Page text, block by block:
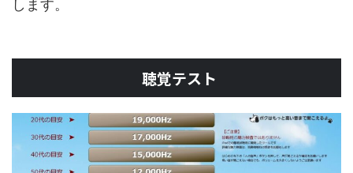
します。
聴覚テスト